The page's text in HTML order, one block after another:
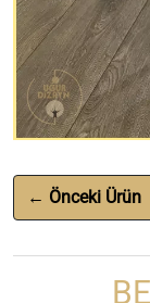
← Önceki Ürün